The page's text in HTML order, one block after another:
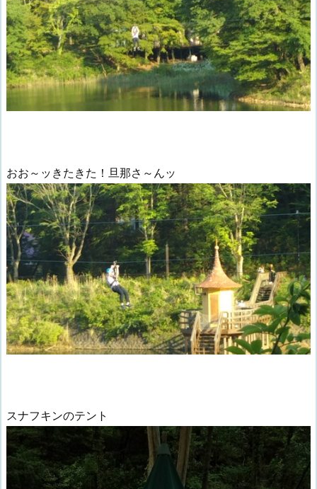
おお～ッきたきた！旦那さ～んッ
スナフキンのテント